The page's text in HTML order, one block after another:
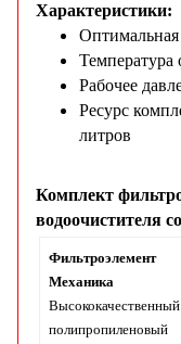
Характеристики:
Оптимальная
Рабочее
Ресурс
литров
Комплект
водоочистителя
Фильтроэлемент
Механика
Высококачественный
полипропиленовый